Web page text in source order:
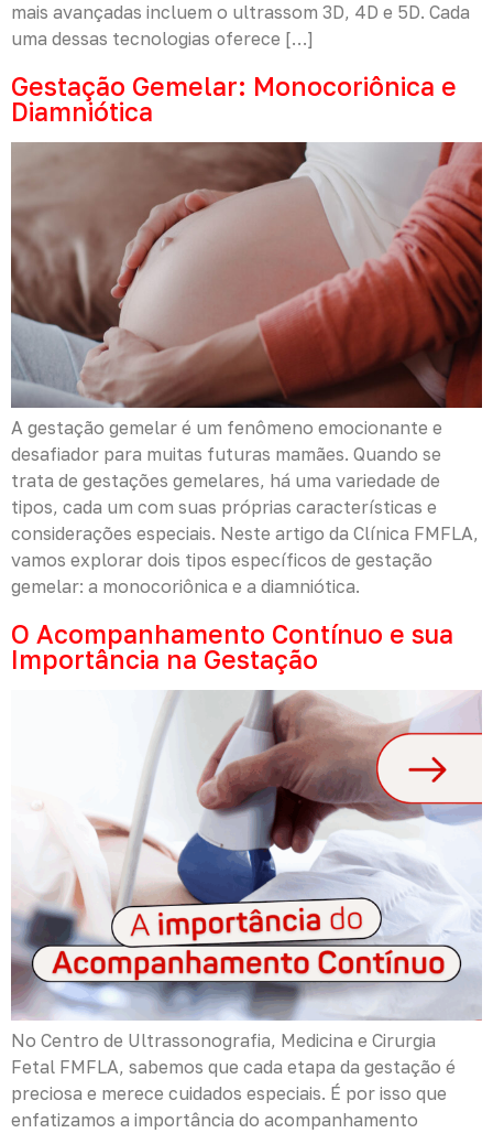
mais avançadas incluem o ultrassom 3D, 4D e 5D. Cada
uma dessas tecnologias oferece […]
Gestação Gemelar: Monocoriônica e
Diamniótica
A gestação gemelar é um fenômeno emocionante e
desafiador para muitas futuras mamães. Quando se
trata de gestações gemelares, há uma variedade de
tipos, cada um com suas próprias características e
considerações especiais. Neste artigo da Clínica FMFLA,
vamos explorar dois tipos específicos de gestação
gemelar: a monocoriônica e a diamniótica.
O Acompanhamento Contínuo e sua
Importância na Gestação
No Centro de Ultrassonografia, Medicina e Cirurgia
Fetal FMFLA, sabemos que cada etapa da gestação é
preciosa e merece cuidados especiais. É por isso que
enfatizamos a importância do acompanhamento